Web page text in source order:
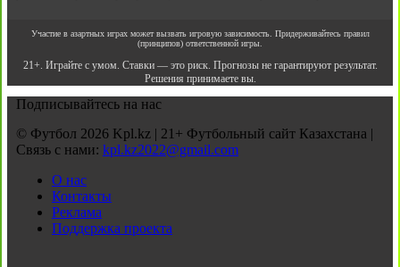
Участие в азартных играх может вызвать игровую зависимость. Придерживайтесь правил
(принципов) ответственной игры.
21+. Играйте с умом. Ставки — это риск. Прогнозы не гарантируют результат.
Решения принимаете вы.
Подписывайтесь на нас
© Футбол 2026 Kpl.kz | 21+ Футбольный сайт Казахстана |
Связь с нами: kpl.kz2022@gmail.com
О нас
Контакты
Реклама
Поддержка проекта